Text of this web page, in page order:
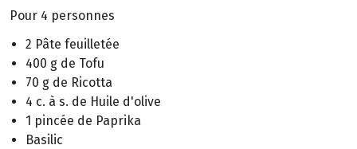
Pour 4 personnes
2 Pâte feuilletée
400 g de Tofu
70 g de Ricotta
4 c. à s. de Huile d'olive
1 pincée de Paprika
Basilic